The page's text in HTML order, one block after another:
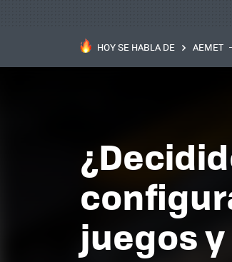
HOY SE HABLA DE AEMET
juegos